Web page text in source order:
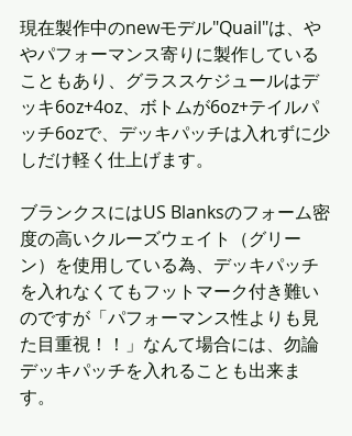
現在製作中のnewモデル"Quail"は、や
やパフォーマンス寄りに製作している
こともあり、グラススケジュールはデ
ッキ6oz+4oz、ボトムが6oz+テイルパ
ッチ6ozで、デッキパッチは入れずに少
しだけ軽く仕上げます。
ブランクスにはUS Blanksのフォーム密
度の高いクルーズウェイト（グリー
ン）を使用している為、デッキパッチ
を入れなくてもフットマーク付き難い
のですが「パフォーマンス性よりも見
た目重視！！」なんて場合には、勿論
デッキパッチを入れることも出来ま
す。